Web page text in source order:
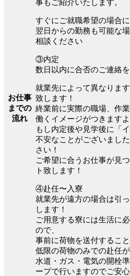
お仕事
までの
流れ
事もご紹介いたします。
すぐにご就職希望の場合に
翌日からの勤務も可能な
相談ください
③内定
数日以内に合否のご連絡を
就業先によって異なりま
致します！
終業前に実際の職場、作
働くイメージがつきますよ
もし内定後や見学後に「
不安なことがございまし
さい！
ご希望に合うお仕事が見
ト致します！
④赴任〜入寮
就業先が遠方の場合は引
します！
ご用意する寮には生活に
ので、
事前に荷物を送付するこ
低限の荷物のみでの赴任が
水道・ガス・電気の開栓
ープで行いますのでご安心